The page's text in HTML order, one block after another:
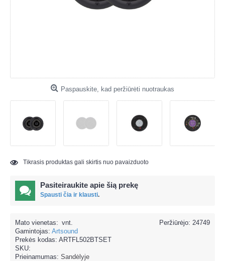
Paspauskite, kad peržiūrėti nuotraukas
Tikrasis produktas gali skirtis nuo pavaizduoto
Pasiteiraukite apie šią prekę
Spausti čia ir klausti.
Peržiūrėjo: 24749
Mato vienetas: vnt.
Gamintojas: Artsound
Prekės kodas: ARTFL502BTSET
SKU:
Prieinamumas: Sandėlyje